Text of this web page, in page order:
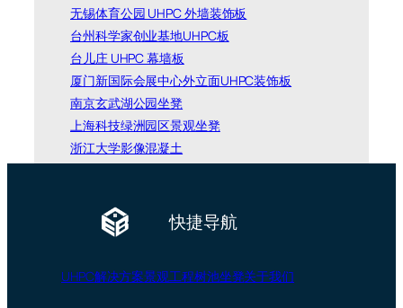
无锡体育公园 UHPC 外墙装饰板
台州科学家创业基地UHPC板
台儿庄 UHPC 幕墙板
厦门新国际会展中心外立面UHPC装饰板
南京玄武湖公园坐凳
上海科技绿洲园区景观坐凳
浙江大学影像混凝土
快捷导航
UHPC解决方案景观工程树池坐凳关于我们